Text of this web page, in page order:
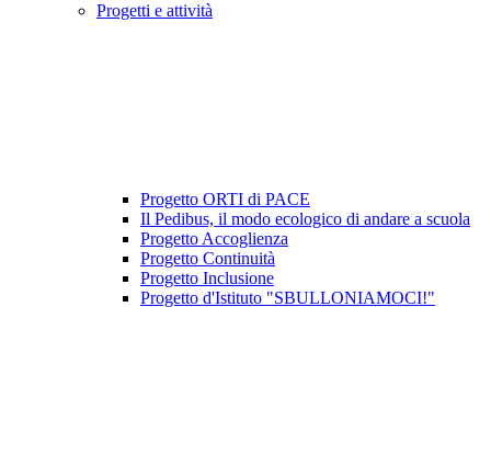
Progetti e attività
Progetto ORTI di PACE
Il Pedibus, il modo ecologico di andare a scuola
Progetto Accoglienza
Progetto Continuità
Progetto Inclusione
Progetto d'Istituto "SBULLONIAMOCI!"